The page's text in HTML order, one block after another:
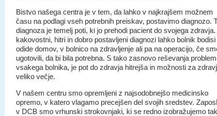
Bistvo našega centra je v tem, da lahko v najkrajšem možnem
času na podlagi vseh potrebnih preiskav, postavimo diagnozo.
diagnoza je temelj poti, ki jo prehodi pacient do svojega zdravja.
kakovostni, hitri in dobro postavljeni diagnozi lahko bolnik bodisi
odide domov, v bolnico na zdravljenje ali pa na operacijo, če
ugotovili, da bi bila potrebna. S tako zasnovo reševanja
vsakega bolnika, je pot do zdravja hitrejša in možnosti za
veliko večje.
V našem centru smo opremljeni z najsodobnejšo medicinsko
opremo, v katero vlagamo precejšen del svojih sredstev.
v DCB smo vrhunski strokovnjaki, ki se redno izobražujemo